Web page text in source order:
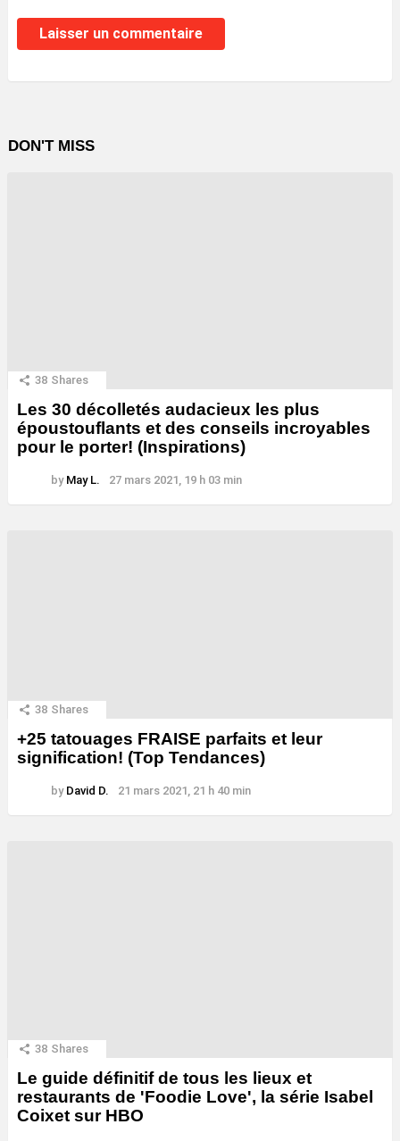
DON'T MISS
38 Shares
Les 30 décolletés audacieux les plus
époustouflants et des conseils incroyables
pour le porter! (Inspirations)
by May L. 27 mars 2021, 19 h 03 min
38 Shares
+25 tatouages ​​FRAISE parfaits et leur
signification! (Top Tendances)
by David D. 21 mars 2021, 21 h 40 min
38 Shares
Le guide définitif de tous les lieux et
restaurants de 'Foodie Love', la série Isabel
Coixet sur HBO